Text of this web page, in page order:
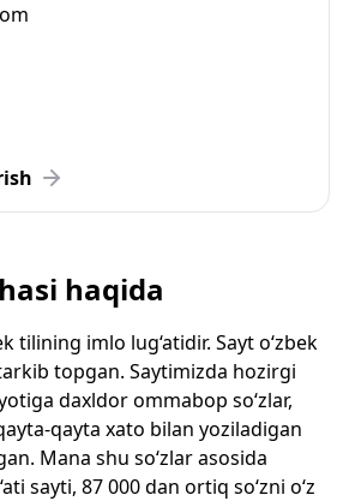
haqida
tilining imlo lug‘atidir. Sayt o‘zbek
topgan. Saytimizda hozirgi
daxldor ommabop so‘zlar,
qayta xato bilan yoziladigan
Mana shu so‘zlar asosida
sayti, 87 000 dan ortiq so‘zni o‘z